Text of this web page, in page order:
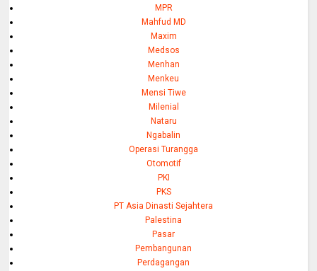
MPR
Mahfud MD
Maxim
Medsos
Menhan
Menkeu
Mensi Tiwe
Milenial
Nataru
Ngabalin
Operasi Turangga
Otomotif
PKI
PKS
PT Asia Dinasti Sejahtera
Palestina
Pasar
Pembangunan
Perdagangan